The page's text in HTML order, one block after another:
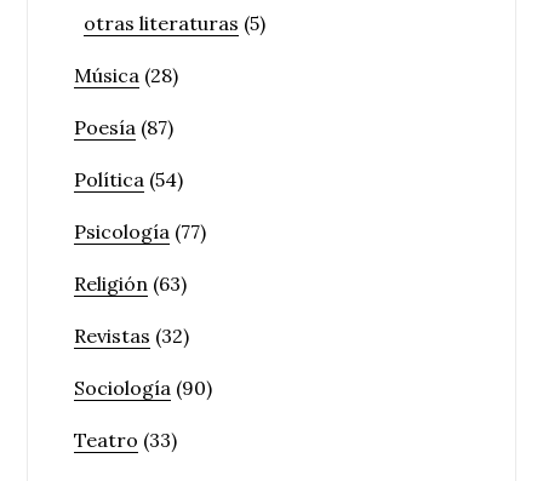
otras literaturas (5)
Música (28)
Poesía (87)
Política (54)
Psicología (77)
Religión (63)
Revistas (32)
Sociología (90)
Teatro (33)